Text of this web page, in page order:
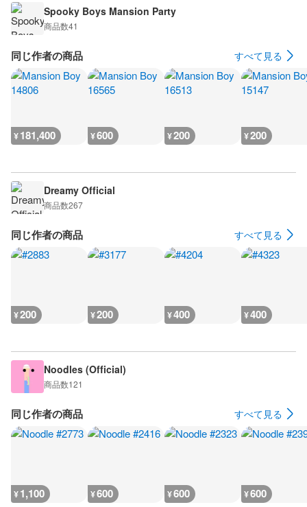
Spooky Boys Mansion Party
商品数41
同じ作者の商品 すべて見る
¥181,400 ¥600 ¥200 ¥200
Dreamy Official
商品数267
同じ作者の商品 すべて見る
¥200 ¥200 ¥400 ¥400
Noodles (Official)
商品数121
同じ作者の商品 すべて見る
¥1,100 ¥600 ¥600 ¥600